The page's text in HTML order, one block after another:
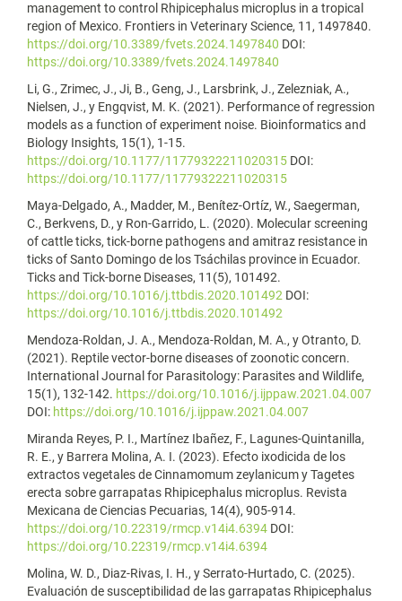
management to control Rhipicephalus microplus in a tropical
region of Mexico. Frontiers in Veterinary Science, 11, 1497840.
https://doi.org/10.3389/fvets.2024.1497840 DOI:
https://doi.org/10.3389/fvets.2024.1497840
Li, G., Zrimec, J., Ji, B., Geng, J., Larsbrink, J., Zelezniak, A.,
Nielsen, J., y Engqvist, M. K. (2021). Performance of regression
models as a function of experiment noise. Bioinformatics and
Biology Insights, 15(1), 1-15.
https://doi.org/10.1177/11779322211020315 DOI:
https://doi.org/10.1177/11779322211020315
Maya-Delgado, A., Madder, M., Benítez-Ortíz, W., Saegerman,
C., Berkvens, D., y Ron-Garrido, L. (2020). Molecular screening
of cattle ticks, tick-borne pathogens and amitraz resistance in
ticks of Santo Domingo de los Tsáchilas province in Ecuador.
Ticks and Tick-borne Diseases, 11(5), 101492.
https://doi.org/10.1016/j.ttbdis.2020.101492 DOI:
https://doi.org/10.1016/j.ttbdis.2020.101492
Mendoza-Roldan, J. A., Mendoza-Roldan, M. A., y Otranto, D.
(2021). Reptile vector-borne diseases of zoonotic concern.
International Journal for Parasitology: Parasites and Wildlife,
15(1), 132-142. https://doi.org/10.1016/j.ijppaw.2021.04.007
DOI: https://doi.org/10.1016/j.ijppaw.2021.04.007
Miranda Reyes, P. I., Martínez Ibañez, F., Lagunes-Quintanilla,
R. E., y Barrera Molina, A. I. (2023). Efecto ixodicida de los
extractos vegetales de Cinnamomum zeylanicum y Tagetes
erecta sobre garrapatas Rhipicephalus microplus. Revista
Mexicana de Ciencias Pecuarias, 14(4), 905-914.
https://doi.org/10.22319/rmcp.v14i4.6394 DOI:
https://doi.org/10.22319/rmcp.v14i4.6394
Molina, W. D., Diaz-Rivas, I. H., y Serrato-Hurtado, C. (2025).
Evaluación de susceptibilidad de las garrapatas Rhipicephalus